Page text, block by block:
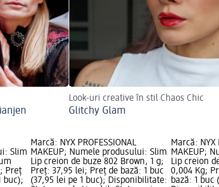
Look-uri creative în stil Chaos Chic
Glitchy Glam
Slim
Preț
buc);
Marcă: NYX PROFESSIONAL
MAKEUP; Numele produsului: Slim
Lip creion de buze 802 Brown, 1 g;
Preț: 37,95 lei; Preț de bază: 1 buc
(37,95 lei pe 1 buc); Disponibilitate:
Marcă: NYX
MAKEUP;
Lip creion
0,004 Kg;
bază: 1 buc